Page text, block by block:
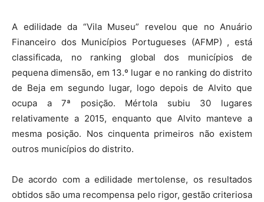
A edilidade da “Vila Museu” revelou que no Anuário
Financeiro dos Municípios Portugueses (AFMP) , está
classificada, no ranking global dos municípios de
pequena dimensão, em 13.º lugar e no ranking do distrito
de Beja em segundo lugar, logo depois de Alvito que
ocupa a 7ª posição. Mértola subiu 30 lugares
relativamente a 2015, enquanto que Alvito manteve a
mesma posição. Nos cinquenta primeiros não existem
outros municípios do distrito.
De acordo com a edilidade mertolense, os resultados
obtidos são uma recompensa pelo rigor, gestão criteriosa